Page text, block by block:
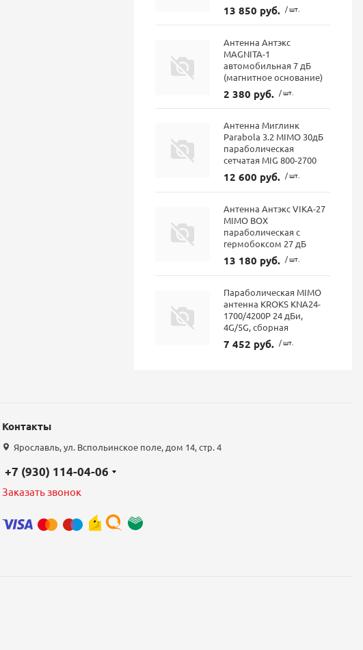
13 850 руб. / шт.
Антенна Антэкс
MAGNITA-1
автомобильная 7 дБ
(магнитное основание)
2 380 руб. / шт.
Антенна Миглинк
Parabola 3.2 MIMO 30дБ
параболическая
сетчатая MIG 800-2700
12 600 руб. / шт.
Антенна Антэкс VIKA-27
MIMO BOX
параболическая с
гермобоксом 27 дБ
13 180 руб. / шт.
Параболическая MIMO
антенна KROKS KNA24-
1700/4200P 24 дБи,
4G/5G, сборная
7 452 руб. / шт.
Контакты
Ярославль, ул. Вспольинское поле, дом 14, стр. 4
+7 (930) 114-04-06
Заказать звонок